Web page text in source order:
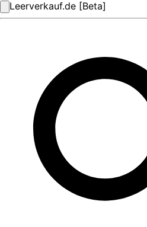
Leerverkauf.de [Beta]